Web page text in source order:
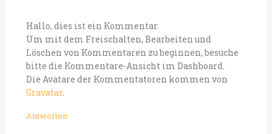
Hallo, dies ist ein Kommentar.
Um mit dem Freischalten, Bearbeiten und
Löschen von Kommentaren zu beginnen, besuche
bitte die Kommentare-Ansicht im Dashboard.
Die Avatare der Kommentatoren kommen von
Gravatar.
Antworten